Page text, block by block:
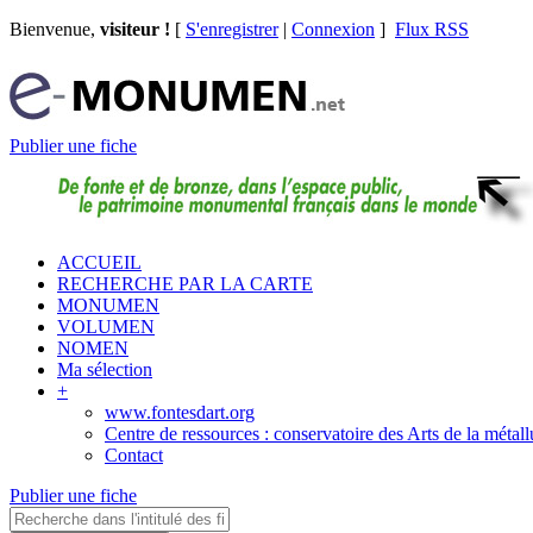
Bienvenue, visiteur ! [ S'enregistrer| Connexion ] Flux RSS
Publier une fiche
ACCUEIL
RECHERCHE PAR LA CARTE
MONUMEN
VOLUMEN
NOMEN
Ma sélection
+
www.fontesdart.org
Centre de ressources : conservatoire des Arts de la
Contact
Publier une fiche